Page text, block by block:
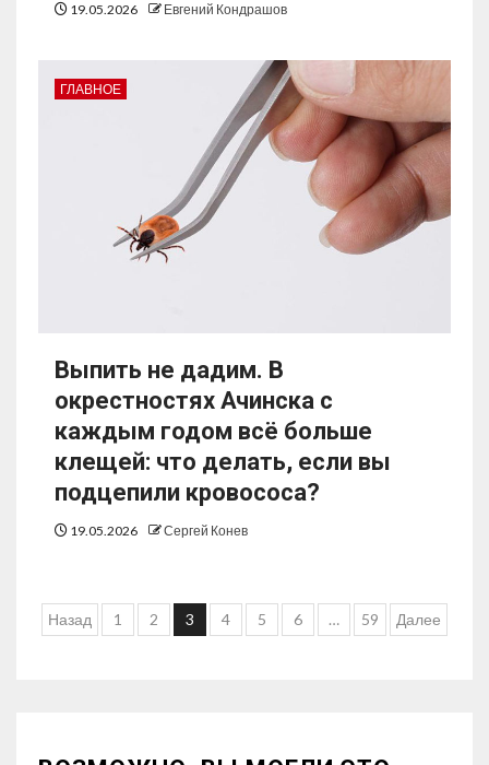
19.05.2026 Евгений Кондрашов
ГЛАВНОЕ
Выпить не дадим. В
окрестностях Ачинска с
каждым годом всё больше
клещей: что делать, если вы
подцепили кровососа?
19.05.2026 Сергей Конев
Назад 1 2 3 4 5 6 … 59 Далее